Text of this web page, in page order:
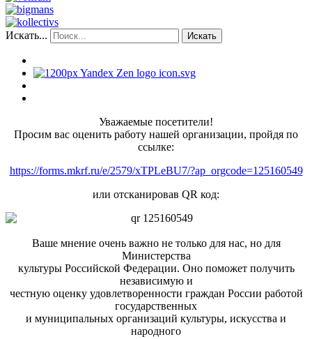
Искать... Искать
Уважаемые посетители!
Просим вас оценить работу нашей организации, пройдя по
ссылке:
https://forms.mkrf.ru/e/2579/xTPLeBU7/?ap_orgcode=125160549
или отсканировав QR код:
Ваше мнение очень важно не только для нас, но для
Министерства
культуры Российской Федерации. Оно поможет получить
независимую и
честную оценку удовлетворенности граждан России работой
государственных
и муниципальных организаций культуры, искусства и
народного